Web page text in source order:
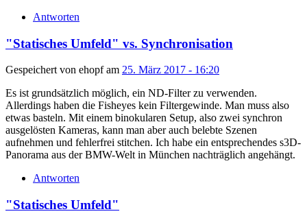
Antworten
"Statisches Umfeld" vs. Synchronisation
Gespeichert von ehopfam 25. März 2017 - 16:20
Es ist grundsätzlich möglich, ein ND-Filter zu verwenden.
Allerdings haben die Fisheyes kein Filtergewinde. Man muss also
etwas basteln. Mit einem binokularen Setup, also zwei synchron
ausgelösten Kameras, kann man aber auch belebte Szenen
aufnehmen und fehlerfrei stitchen. Ich habe ein entsprechendes s3D-
Panorama aus der BMW-Welt in München nachträglich angehängt.
Antworten
"Statisches Umfeld"